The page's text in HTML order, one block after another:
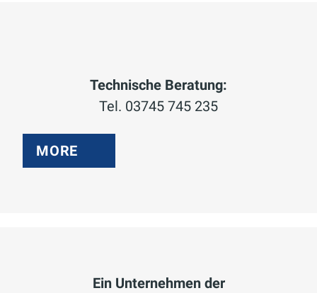
Technische Beratung:
Tel. 03745 745 235
MORE
Ein Unternehmen der